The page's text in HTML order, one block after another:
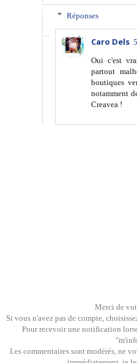
Réponses
Caro Dels
Oui c'est
partout
boutiques
notamment
Creavea !
Merci de
Si vous n'avez pas de compte,
Pour recevoir une notification
Les commentaires sont modérés, ne